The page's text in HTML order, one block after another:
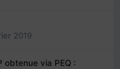
2019
obtenue via PEQ :